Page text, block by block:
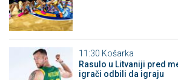
11:30 Košarka
Rasulo u Litvaniji pred
igrači odbili da igraju